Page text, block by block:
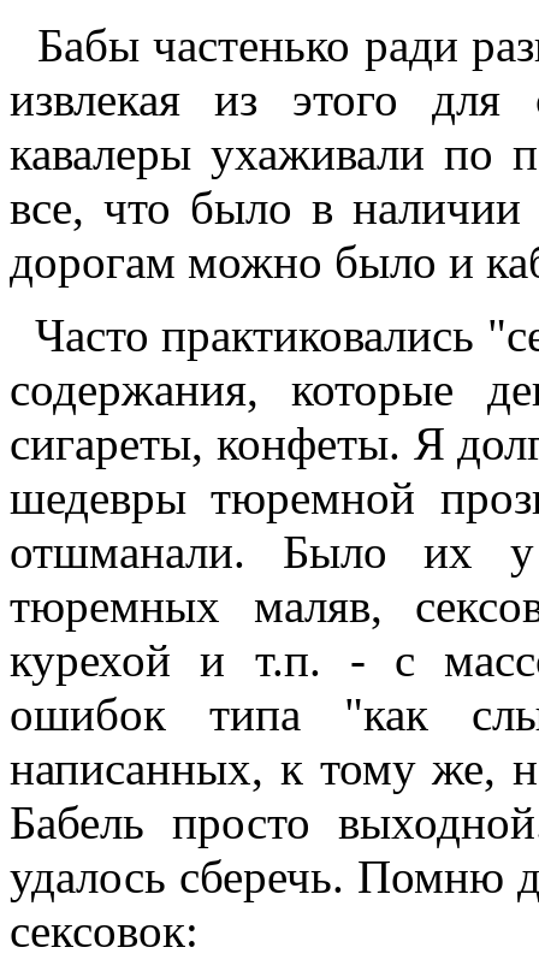
Бабы частенько ради
извлекая из этого
кавалеры ухаживали по
все, что было в
дорогам можно было и
Часто практиковались
содержания, которые
сигареты, конфеты. Я
шедевры тюремной
отшманали. Было их у
тюремных маляв,
курехой и т.п. - с
ошибок типа "как
написанных, к тому же,
Бабель просто
удалось сберечь. Помню
сексовок: